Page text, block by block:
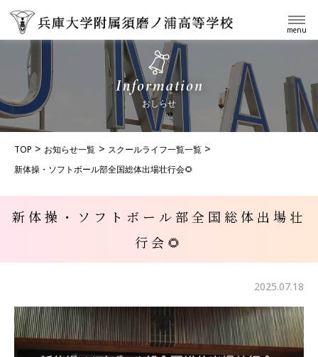
menu
おしらせ
TOP お知らせ一覧
スクールライフ一覧一覧
新体操・ソフトボール部全国総体出場壮行会🌻
新体操・ソフトボール部全国総体出場壮
行会🌻
2025.07.18